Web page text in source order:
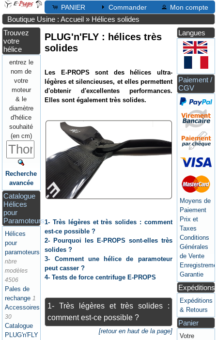
PANIER Commander Mon compte
Boutique Usine : Accueil » Hélices solides
Trouvez
votre
hélice
entrez le
nom de
votre
moteur
& le
diamètre
d'hélice
souhaité
(en cm)
Recherche
avancée
Catalogue
Hélices
pour
Paramoteurs
Hélices
pour
paramoteurs
nbre
modèles
4506
Pales de
rechange 1
Accessoires
30
Catalogue
PLUG'n'FLY
PLUG'n'FLY : hélices très
solides
Les E-PROPS sont des hélices ultra-
légères et silencieuses, et elles permettent
d'obtenir d'excellentes performances.
Elles sont également très solides.
1- Très légères et très solides : comment
est-ce possible ?
2- Pourquoi les E-PROPS sont-elles très
solides ?
3- Comment une hélice de paramoteur
peut casser ?
4- Tests de force centrifuge E-PROPS
1- Très légères et très solides :
comment est-ce possible ?
[retour en haut de la page]
Langues
Paiement /
CGV
Moyens de
Paiement
Prix et
Taxes
Conditions
Générales
de Vente
Garantie
Expéditions
Expéditions
& Retours
Panier
Votre